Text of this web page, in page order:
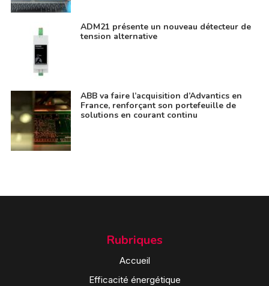
ADM21 présente un nouveau détecteur de
tension alternative
ABB va faire l’acquisition d’Advantics en
France, renforçant son portefeuille de
solutions en courant continu
Rubriques
Accueil
Efficacité énergétique